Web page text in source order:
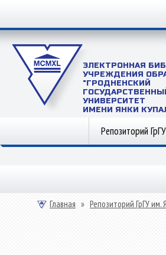
ЭЛЕКТРОННАЯ
УЧРЕЖДЕНИЯ
"ГРОДНЕНСКИЙ
УНИВЕРСИТЕТ
ИМЕНИ ЯНКИ
Репозиторий
Главная » Репозиторий ГрГУ им.